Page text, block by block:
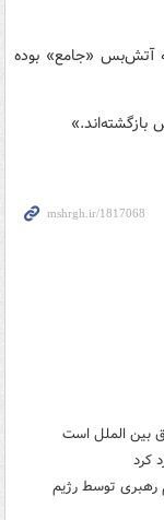
آتش‌بس «جامع» بوده
بین الملل است
کرد
رهبری توسط رژیم